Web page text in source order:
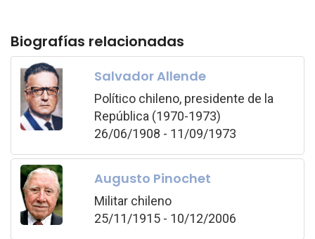
Biografías relacionadas
Salvador Allende
Político chileno, presidente de la
República (1970-1973)
26/06/1908 - 11/09/1973
Augusto Pinochet
Militar chileno
25/11/1915 - 10/12/2006